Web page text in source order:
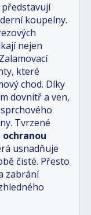
představují
koupelny.
nejen
které
chod. Díky
dovnitř a ven,
Tvrzené
ochranou
usnadňuje
čisté. Přesto
zabrání